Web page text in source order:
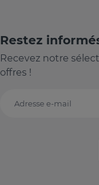
Restez
Recevez notre
offres !
Adresse e-mail